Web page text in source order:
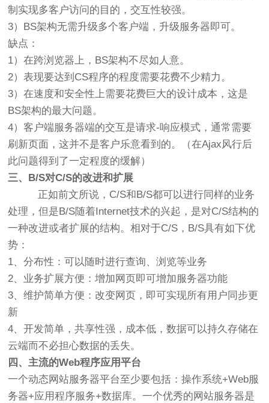
制实现多客户访问的目的，交互性较强。
3）BS架构无需升级多个客户端，升级服务器即可。
缺点：
1）在跨浏览器上，BS架构不尽如人意。
2）表现要达到CS程序的程度需要花费不少精力。
3）在速度和安全性上需要花费巨大的设计成本，这是
BS架构的最大问题。
4）客户端服务器端的交互是请求-响应模式，通常需要
刷新页面，这并不是客户乐意看到的。（在Ajax风行后
此问题得到了一定程度的缓解）
三、B/S对C/S的改进和扩展
正如前文所说，C/S和B/S都可以进行同样的业务
处理，但是B/S随着Internet技术的兴起，是对C/S结构的
一种改进或者扩展的结构。相对于C/S，B/S具有如下优
势：
1、分布性：可以随时进行查询、浏览等业务
2、业务扩展方便：增加网页即可增加服务器功能
3、维护简单方便：改变网页，即可实现所有用户同步更
新
4、开发简单，共享性强，成本低，数据可以持久存储在
云端而不必担心数据的丢失。
四、主流的Web程序应用平台
一个动态网站服务器平台至少要包括：操作系统+Web服
务器+应用程序服务+数据库。一个优秀的网站服务器是